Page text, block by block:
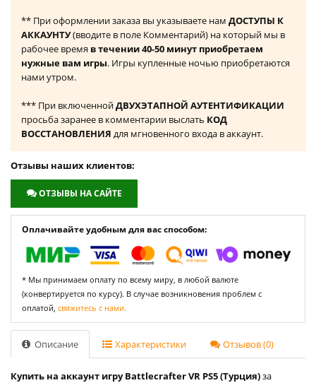
** При оформлении заказа вы указываете нам ДОСТУПЫ К
АККАУНТУ(вводите в поле Комментарий) на который мы в
рабочее время в течении 40-50 минут приобретаем
нужные вам игры. Игры купленные ночью приобретаются
нами утром.
*** При включеннойДВУХЭТАПНОЙ АУТЕНТИФИКАЦИИ
просьба заранее в комментарии выслать КОД
ВОССТАНОВЛЕНИЯ для мгновенного входа в аккаунт.
Отзывы наших клиентов:
ОТЗЫВЫ НА САЙТЕ
Оплачивайте удобным для вас способом:
* Мы принимаем оплату по всему миру, в любой валюте
(конвертируется по курсу). В случае возникновения проблем с
оплатой, свяжитесь с нами.
Описание Характеристики Отзывов (0)
Купить на аккаунт игру Battlecrafter VR PS5 (Турция)за